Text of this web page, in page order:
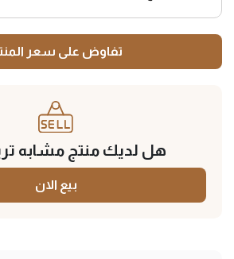
تفاوض على سعر
هل لديك منتج مشابه
بيع الان